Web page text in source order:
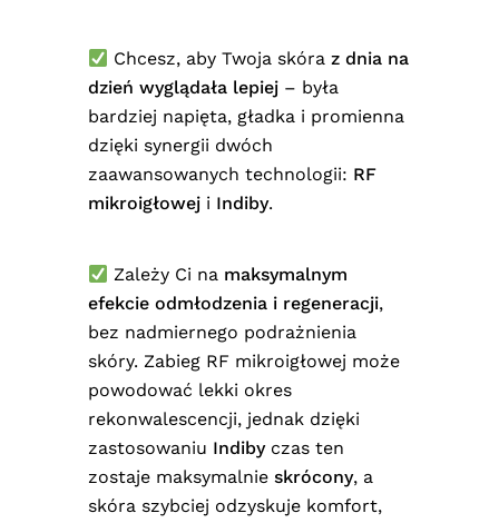
Chcesz, aby Twoja skóraz dnia na
dzień wyglądała lepiej – była
bardziej napięta, gładka i promienna
dzięki synergii dwóch
zaawansowanych technologii: RF
mikroigłowej i Indiby.
Zależy Ci na maksymalnym
efekcie odmłodzenia i regeneracji,
bez nadmiernego podrażnienia
skóry. Zabieg RF mikroigłowej może
powodować lekki okres
rekonwalescencji, jednak dzięki
zastosowaniu Indibyczas ten
zostaje maksymalnie skrócony, a
skóra szybciej odzyskuje komfort,